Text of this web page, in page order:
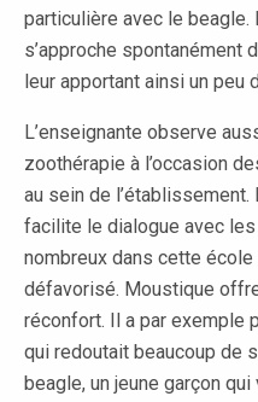
particulière avec le
s’approche spontanément
leur apportant ainsi un peu
L’enseignante observe
zoothérapie à l’occasion
au sein de
facilite le dialogue avec
nombreux dans cette
défavorisé. Moustique
réconfort. Il a par exemple
qui redoutait beaucoup de
beagle, un jeune garçon